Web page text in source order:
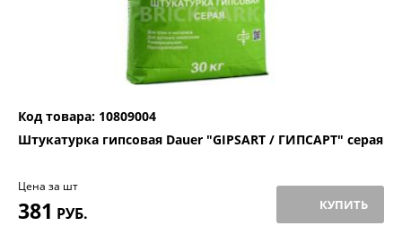
Код товара: 10809004
Штукатурка гипсовая Dauer "GIPSART / ГИПСАРТ" серая
Цена за шт
381 РУБ. КУПИТЬ